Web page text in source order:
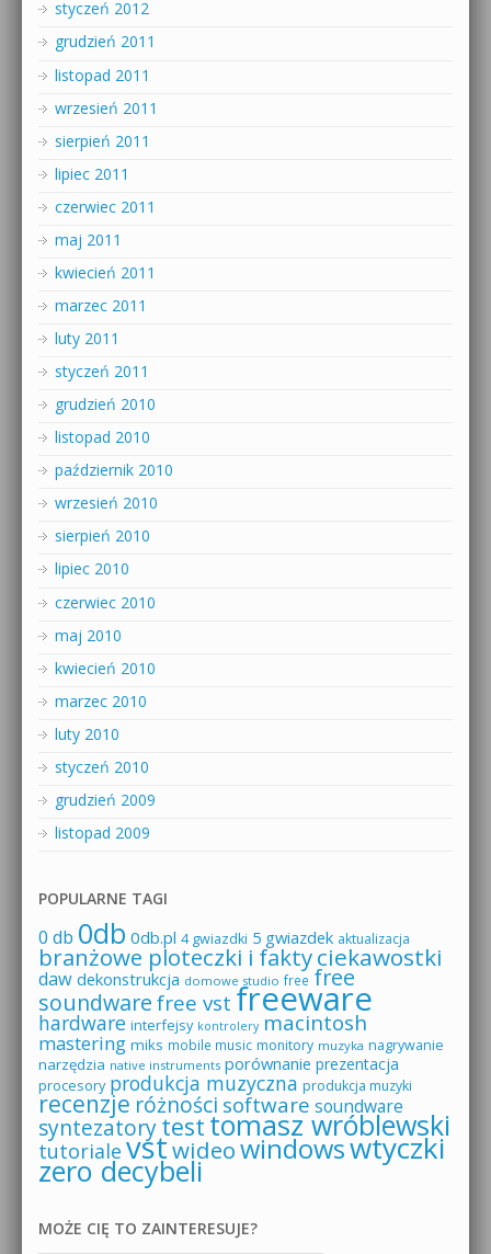
styczeń 2012
grudzień 2011
listopad 2011
wrzesień 2011
sierpień 2011
lipiec 2011
czerwiec 2011
maj 2011
kwiecień 2011
marzec 2011
luty 2011
styczeń 2011
grudzień 2010
listopad 2010
październik 2010
wrzesień 2010
sierpień 2010
lipiec 2010
czerwiec 2010
maj 2010
kwiecień 2010
marzec 2010
luty 2010
styczeń 2010
grudzień 2009
listopad 2009
POPULARNE TAGI
0 db 0db 0db.pl 4 gwiazdki 5 gwiazdek aktualizacja
branżowe ploteczki i faktyciekawostki
daw dekonstrukcja domowe studio free free
soundware free vst freeware
hardware interfejsy kontrolery macintosh
mastering miks mobile music monitory muzyka nagrywanie
narzędzia native instruments porównanie prezentacja
procesory produkcja muzyczna produkcja muzyki
recenzje różności software soundware
syntezatorytesttomasz wróblewski
tutoriale vstwideowindowswtyczki
zero decybeli
MOŻE CIĘ TO ZAINTERESUJE?